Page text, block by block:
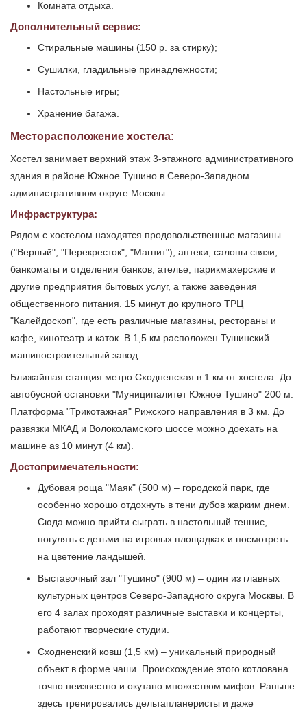
Комната отдыха.
Дополнительный сервис:
Стиральные машины (150 р. за стирку);
Сушилки, гладильные принадлежности;
Настольные игры;
Хранение багажа.
Месторасположение хостела:
Хостел занимает верхний этаж 3-этажного административного
здания в районе Южное Тушино в Северо-Западном
административном округе Москвы.
Инфраструктура:
Рядом с хостелом находятся продовольственные магазины
("Верный", "Перекресток", "Магнит"), аптеки, салоны связи,
банкоматы и отделения банков, ателье, парикмахерские и
другие предприятия бытовых услуг, а также заведения
общественного питания. 15 минут до крупного ТРЦ
"Калейдоскоп", где есть различные магазины, рестораны и
кафе, кинотеатр и каток. В 1,5 км расположен Тушинский
машиностроительный завод.
Ближайшая станция метро Сходненская в 1 км от хостела. До
автобусной остановки "Муниципалитет Южное Тушино" 200 м.
Платформа "Трикотажная" Рижского направления в 3 км. До
развязки МКАД и Волоколамского шоссе можно доехать на
машине аз 10 минут (4 км).
Достопримечательности:
Дубовая роща "Маяк" (500 м) – городской парк, где
особенно хорошо отдохнуть в тени дубов жарким днем.
Сюда можно прийти сыграть в настольный теннис,
погулять с детьми на игровых площадках и посмотреть
на цветение ландышей.
Выставочный зал "Тушино" (900 м) – один из главных
культурных центров Северо-Западного округа Москвы. В
его 4 залах проходят различные выставки и концерты,
работают творческие студии.
Сходненский ковш (1,5 км) – уникальный природный
объект в форме чаши. Происхождение этого котлована
точно неизвестно и окутано множеством мифов. Раньше
здесь тренировались дельтапланеристы и даже